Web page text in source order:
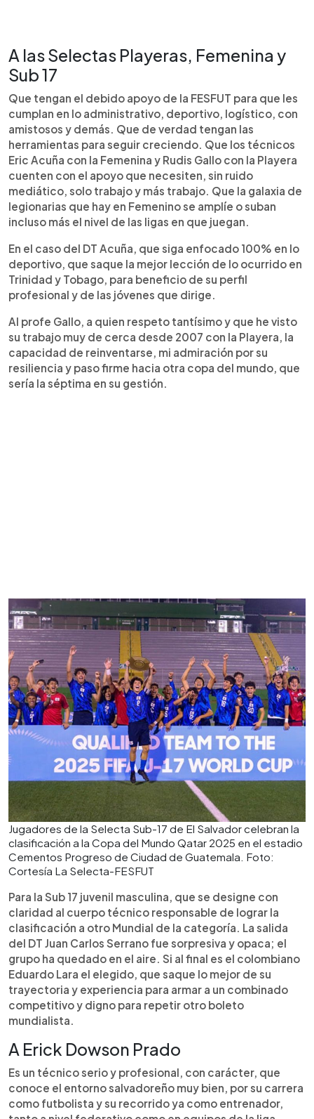
A las Selectas Playeras, Femenina y
Sub 17
Que tengan el debido apoyo de la FESFUT para que les
cumplan en lo administrativo, deportivo, logístico, con
amistosos y demás. Que de verdad tengan las
herramientas para seguir creciendo. Que los técnicos
Eric Acuña con la Femenina y Rudis Gallo con la Playera
cuenten con el apoyo que necesiten, sin ruido
mediático, solo trabajo y más trabajo. Que la galaxia de
legionarias que hay en Femenino se amplíe o suban
incluso más el nivel de las ligas en que juegan.
En el caso del DT Acuña, que siga enfocado 100% en lo
deportivo, que saque la mejor lección de lo ocurrido en
Trinidad y Tobago, para beneficio de su perfil
profesional y de las jóvenes que dirige.
Al profe Gallo, a quien respeto tantísimo y que he visto
su trabajo muy de cerca desde 2007 con la Playera, la
capacidad de reinventarse, mi admiración por su
resiliencia y paso firme hacia otra copa del mundo, que
sería la séptima en su gestión.
Jugadores de la Selecta Sub-17 de El Salvador celebran la
clasificación a la Copa del Mundo Qatar 2025 en el estadio
Cementos Progreso de Ciudad de Guatemala. Foto:
Cortesía La Selecta-FESFUT
Para la Sub 17 juvenil masculina, que se designe con
claridad al cuerpo técnico responsable de lograr la
clasificación a otro Mundial de la categoría. La salida
del DT Juan Carlos Serrano fue sorpresiva y opaca; el
grupo ha quedado en el aire. Si al final es el colombiano
Eduardo Lara el elegido, que saque lo mejor de su
trayectoria y experiencia para armar a un combinado
competitivo y digno para repetir otro boleto
mundialista.
A Erick Dowson Prado
Es un técnico serio y profesional, con carácter, que
conoce el entorno salvadoreño muy bien, por su carrera
como futbolista y su recorrido ya como entrenador,